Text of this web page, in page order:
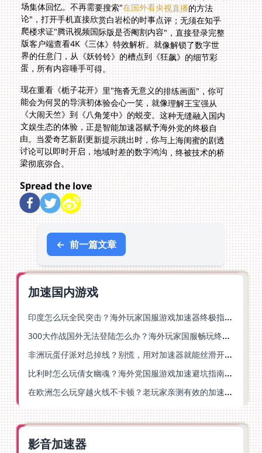
场集体回忆。不再需要搜索"在国外看央视直播的方法
论"，打开手机直接欣赏白岩松的时事点评；无须在知乎
爬楼求证"腾讯视频国际版是否阉割内容"，直接登录完整
版客户端查看4K《三体》特效解析。就像解锁了数字世
界的任意门，从《妖铃铃》的槽点到《狂飙》的细节彩
蛋，所有内容唾手可得。
现在重看《栀子花开》里"拖沓无意义的排练画面"，你可
能会为何炅的导演初体验会心一笑，就像理解王宝强从
《大闹天竺》到《八角笼中》的蜕变。这种无缝融入国内
文娱生态的体验，正是智能加速器赋予海外党的终极自
由。当爱奇艺新剧更新提示跳出时，你与上海闺蜜的剧透
讨论可以即时开启，地域时差的数字鸿沟，终被技术的桥
梁彻底弥合。
Spread the love
← 前一篇文章
加速国内游戏
印度怎么玩全民突击？海外玩家国服游戏加速器终极指南（附原神延迟优化+精灵之境加速器选择）
300大作战国外无法登陆怎么办？海外玩家国服畅玩终极指南（附实测推荐）
非洲玩蛋仔派对总掉线？别慌，用对加速器就能丝滑开跑！
比利时怎么玩倩女幽魂？海外党国服游戏加速避坑指南（附实测推荐）
在欧洲怎么玩穿越火线不卡顿？老玩家亲测有效的加速器选择指南
影音加速器